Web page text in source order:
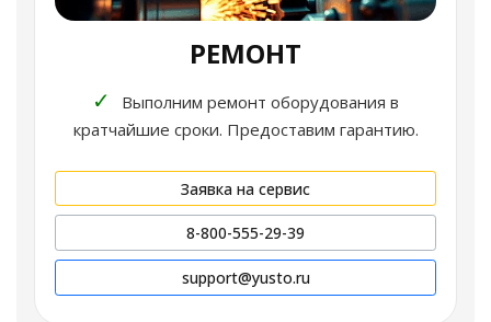
РЕМОНТ
✓
Выполним ремонт оборудования в
кратчайшие сроки. Предоставим гарантию.
Заявка на сервис
8-800-555-29-39
support@yusto.ru